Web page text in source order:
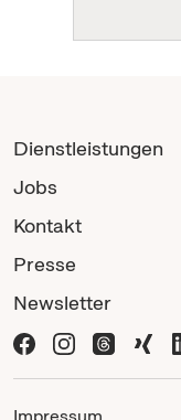
Dienstleistungen
Jobs
Kontakt
Presse
Newsletter